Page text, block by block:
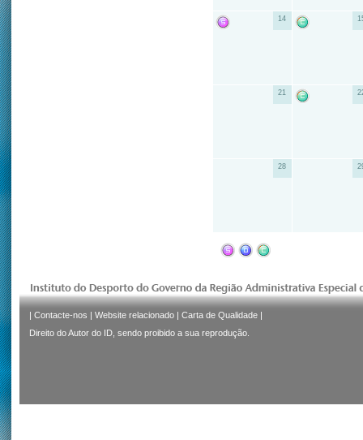
14
21
28
| Contacte-nos | Website relacionado | Carta de Qualidade |
Direito do Autor do ID, sendo proibido a sua reprodução.